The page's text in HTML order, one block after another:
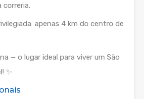
correria.
apenas 4 km do centro de
— o lugar ideal para viver um São
✨